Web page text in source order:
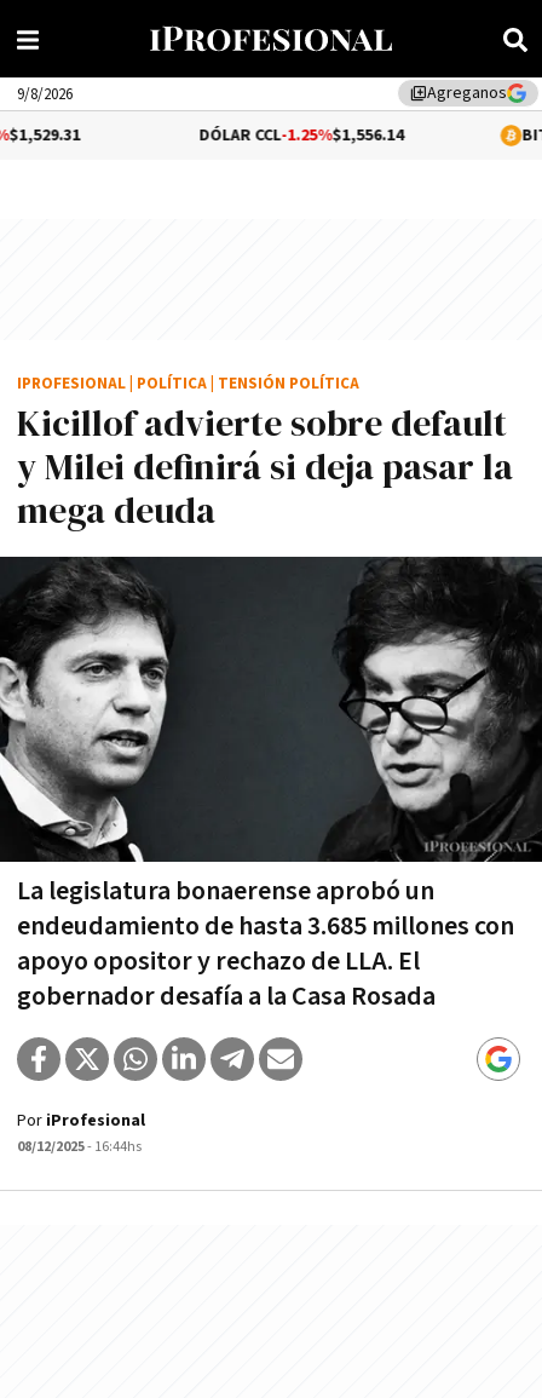
library_addAgreganos
9/8/2026
-1.25%$1,556.14 -
Kicillof advierte sobre default
y Milei definirá si deja pasar la
mega deuda
La legislatura bonaerense aprobó un
endeudamiento de hasta 3.685 millones con
apoyo opositor y rechazo de LLA. El
gobernador desafía a la Casa Rosada
IPROFESIONAL POLÍTICA TENSIÓN POLÍTICA
Por iProfesional
08/12/2025- 16:44hs